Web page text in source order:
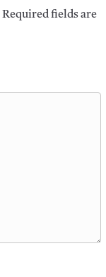
Required fields are